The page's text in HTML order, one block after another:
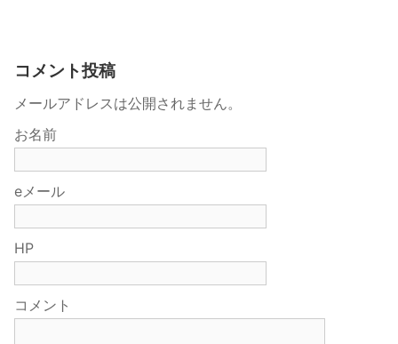
コメント投稿
メールアドレスは公開されません。
お名前
eメール
HP
コメント